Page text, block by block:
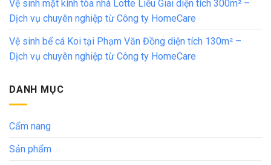
Vệ sinh mặt kính tòa nhà Lotte Liễu Giai diện tích 300m² –
Dịch vụ chuyên nghiệp từ Công ty HomeCare
Vệ sinh bể cá Koi tại Phạm Văn Đồng diện tích 130m² –
Dịch vụ chuyên nghiệp từ Công ty HomeCare
DANH MỤC
Cẩm nang
Sản phẩm